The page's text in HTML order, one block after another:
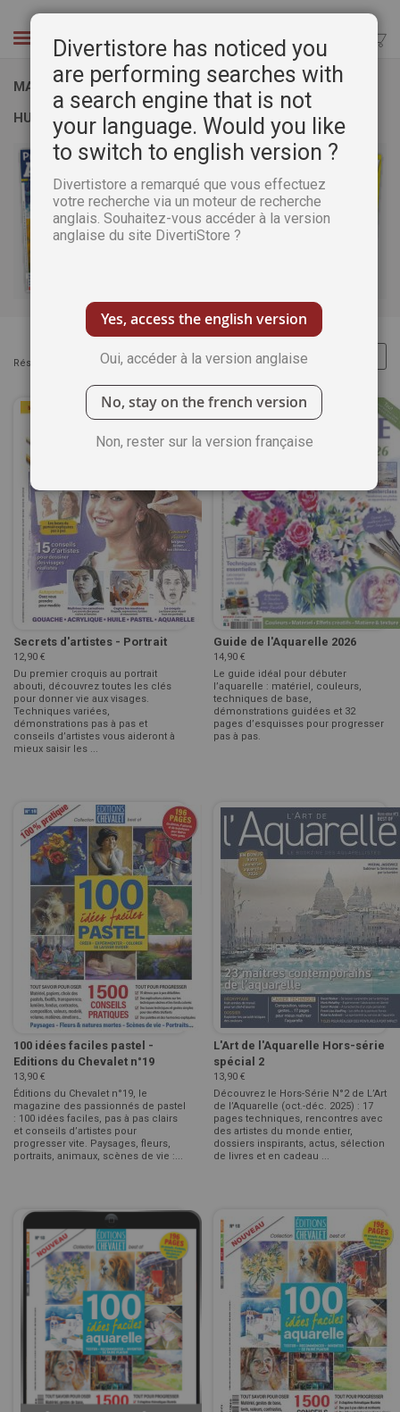
Chercher
MAGAZINE BEAUX ARTS SUR PORTRAIT ET CORPS
HUMAIN
Résultats : Articles1-32 sur71
Secrets d'artistes - Portrait
12,90 €
Du premier croquis au portrait
abouti, découvrez toutes les clés
pour donner vie aux visages.
Techniques variées,
démonstrations pas à pas et
conseils d’artistes vous aideront à
mieux saisir les ...
Guide de l'Aquarelle 2026
14,90 €
Le guide idéal pour débuter
l’aquarelle : matériel, couleurs,
techniques de base,
démonstrations guidées et 32
pages d’esquisses pour progresser
pas à pas.
100 idées faciles pastel -
Editions du Chevalet n°19
13,90 €
Éditions du Chevalet n°19, le
magazine des passionnés de pastel
: 100 idées faciles, pas à pas clairs
et conseils d’artistes pour
progresser vite. Paysages, fleurs,
portraits, animaux, scènes de vie :...
L'Art de l'Aquarelle Hors-série
spécial 2
13,90 €
Découvrez le Hors-Série N°2 de L’Art
de l’Aquarelle (oct.-déc. 2025) : 17
pages techniques, rencontres avec
des artistes du monde entier,
dossiers inspirants, actus, sélection
de livres et en cadeau ...
Divertistore has noticed you
are performing searches with
a search engine that is not
your language. Would you like
to switch to english version ?
Divertistore a remarqué que vous effectuez
votre recherche via un moteur de recherche
anglais. Souhaitez-vous accéder à la version
anglaise du site DivertiStore ?
Yes, access the english version
Oui, accéder à la version anglaise
No, stay on the french version
Non, rester sur la version française